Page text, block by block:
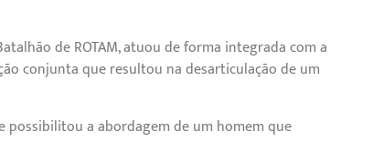
de ROTAM, atuou de forma integrada com a
conjunta que resultou na desarticulação de um
a abordagem de um homem que